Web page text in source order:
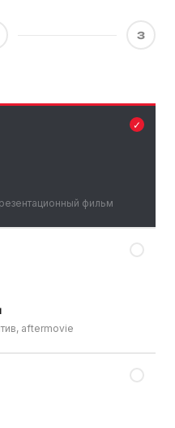
3
фильм
✓
aftermovie